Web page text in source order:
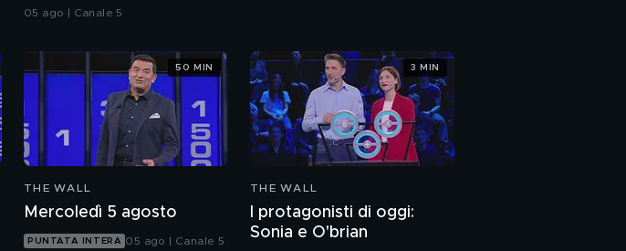
05 ago | Canale 5
THE WALL
Mercoledì 5 agosto
PUNTATA INTERA 05 ago | Canale 5
50 MIN
THE WALL
I protagonisti di oggi:
Sonia e O'brian
3 MIN